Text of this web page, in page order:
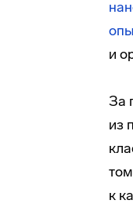
и
За
из
к